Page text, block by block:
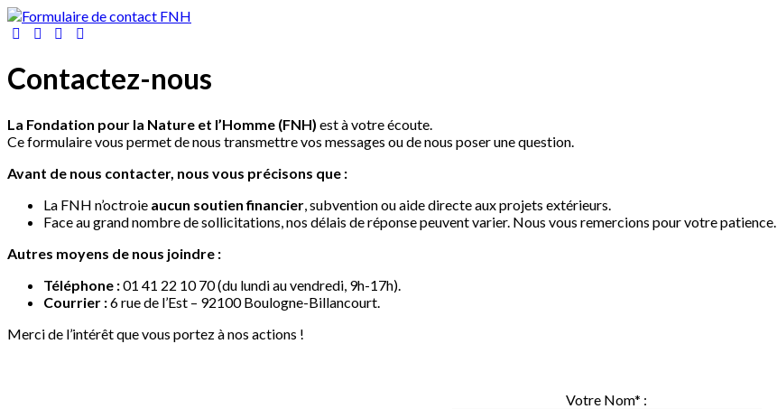
Contactez-nous
La Fondation pour la Nature et l’Homme (FNH) est à votre écoute.
Ce formulaire vous permet de nous transmettre vos messages ou de nous poser une question.
Avant de nous contacter, nous vous précisons que :
La FNH n’octroie aucun soutien financier, subvention ou aide directe aux projets extérieurs.
Face au grand nombre de sollicitations, nos délais de réponse peuvent varier. Nous vous remercions pour votre patience.
Autres moyens de nous joindre :
Téléphone :01 41 22 10 70 (du lundi au vendredi, 9h-17h).
Courrier :6 rue de l’Est – 92100 Boulogne-Billancourt.
Merci de l’intérêt que vous portez à nos actions !
Votre Nom* :